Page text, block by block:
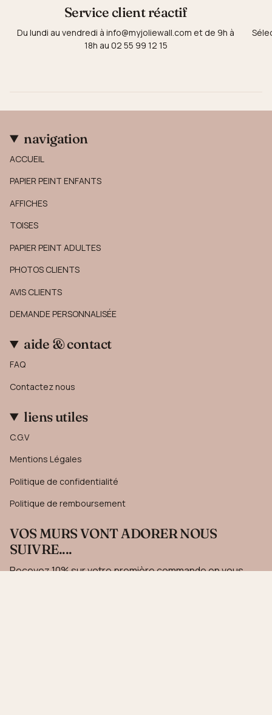
Service client réactif
Du lundi au vendredi à info@myjoliewall.com et de 9h à
18h au 02 55 99 12 15
navigation
ACCUEIL
PAPIER PEINT ENFANTS
AFFICHES
TOISES
PAPIER PEINT ADULTES
PHOTOS CLIENTS
AVIS CLIENTS
DEMANDE PERSONNALISÉE
aide & contact
FAQ
Contactez nous
liens utiles
C.G.V
Mentions Légales
Politique de confidentialité
Politique de remboursement
VOS MURS VONT ADORER NOUS
SUIVRE....
Recevez 10% sur votre première commande en vous